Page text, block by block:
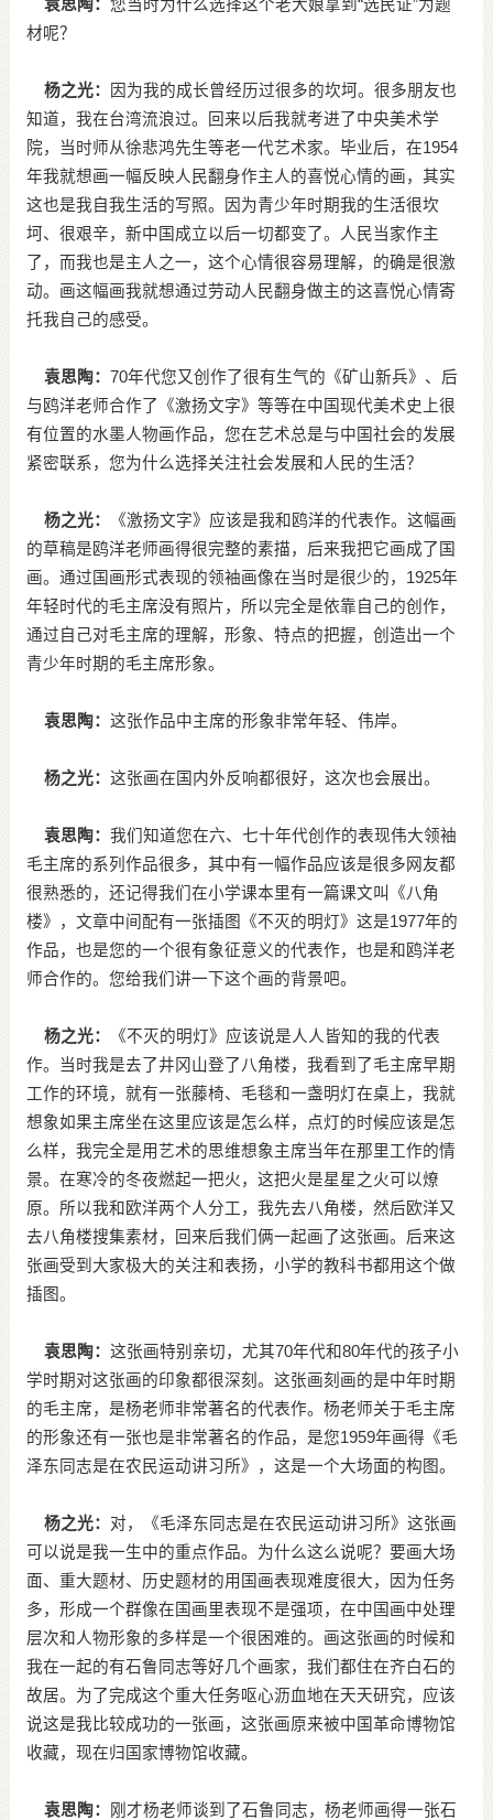
袁思陶： 您当时为什么选择这个老大娘拿到“选民证”为题
材呢？
杨之光：
因为我的成长曾经历过很多的坎坷。很多朋友也
知道，我在台湾流浪过。回来以后我就考进了中央美术学
院，当时师从徐悲鸿先生等老一代艺术家。毕业后，在1954
年我就想画一幅反映人民翻身作主人的喜悦心情的画，其实
这也是我自我生活的写照。因为青少年时期我的生活很坎
坷、很艰辛，新中国成立以后一切都变了。人民当家作主
了，而我也是主人之一，这个心情很容易理解，的确是很激
动。画这幅画我就想通过劳动人民翻身做主的这喜悦心情寄
托我自己的感受。
袁思陶： 70年代您又创作了很有生气的《矿山新兵》、后
与鸥洋老师合作了《激扬文字》等等在中国现代美术史上很
有位置的水墨人物画作品，您在艺术总是与中国社会的发展
紧密联系，您为什么选择关注社会发展和人民的生活？
杨之光：
《激扬文字》应该是我和鸥洋的代表作。这幅画
的草稿是鸥洋老师画得很完整的素描，后来我把它画成了国
画。通过国画形式表现的领袖画像在当时是很少的，1925年
年轻时代的毛主席没有照片，所以完全是依靠自己的创作，
通过自己对毛主席的理解，形象、特点的把握，创造出一个
青少年时期的毛主席形象。
袁思陶： 这张作品中主席的形象非常年轻、伟岸。
杨之光： 这张画在国内外反响都很好，这次也会展出。
袁思陶： 我们知道您在六、七十年代创作的表现伟大领袖
毛主席的系列作品很多，其中有一幅作品应该是很多网友都
很熟悉的，还记得我们在小学课本里有一篇课文叫《八角
楼》，文章中间配有一张插图《不灭的明灯》这是1977年的
作品，也是您的一个很有象征意义的代表作，也是和鸥洋老
师合作的。您给我们讲一下这个画的背景吧。
杨之光：
《不灭的明灯》应该说是人人皆知的我的代表
作。当时我是去了井冈山登了八角楼，我看到了毛主席早期
工作的环境，就有一张藤椅、毛毯和一盏明灯在桌上，我就
想象如果主席坐在这里应该是怎么样，点灯的时候应该是怎
么样，我完全是用艺术的思维想象主席当年在那里工作的情
景。在寒冷的冬夜燃起一把火，这把火是星星之火可以燎
原。所以我和欧洋两个人分工，我先去八角楼，然后欧洋又
去八角楼搜集素材，回来后我们俩一起画了这张画。后来这
张画受到大家极大的关注和表扬，小学的教科书都用这个做
插图。
袁思陶： 这张画特别亲切，尤其70年代和80年代的孩子小
学时期对这张画的印象都很深刻。这张画刻画的是中年时期
的毛主席，是杨老师非常著名的代表作。杨老师关于毛主席
的形象还有一张也是非常著名的作品，是您1959年画得《毛
泽东同志是在农民运动讲习所》，这是一个大场面的构图。
杨之光： 对，《毛泽东同志是在农民运动讲习所》这张画
可以说是我一生中的重点作品。为什么这么说呢？要画大场
面、重大题材、历史题材的用国画表现难度很大，因为任务
多，形成一个群像在国画里表现不是强项，在中国画中处理
层次和人物形象的多样是一个很困难的。画这张画的时候和
我在一起的有石鲁同志等好几个画家，我们都住在齐白石的
故居。为了完成这个重大任务呕心沥血地在天天研究，应该
说这是我比较成功的一张画，这张画原来被中国革命博物馆
收藏，现在归国家博物馆收藏。
袁思陶：
刚才杨老师谈到了石鲁同志，杨老师画得一张石